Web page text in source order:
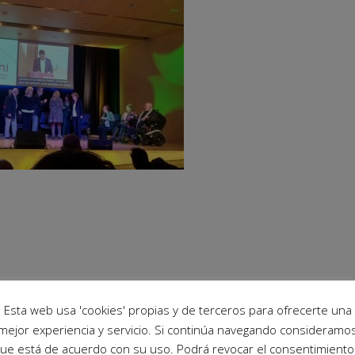
Esta web usa 'cookies' propias y de terceros para ofrecerte una
experiencia y servicio. Si continúa navegando
está de acuerdo con su uso. Podrá revocar el